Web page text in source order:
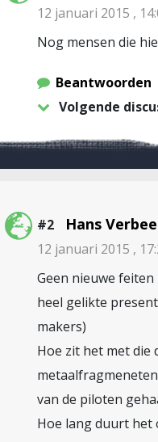
12 januari 2015 ,
Nog mensen die
Beantwoorden
Volgende
#2 Hans
12 januari 2015 ,
Geen nieuwe
heel gelikte
makers)
Hoe zit het met die
van de piloten
Hoe lang duurt het